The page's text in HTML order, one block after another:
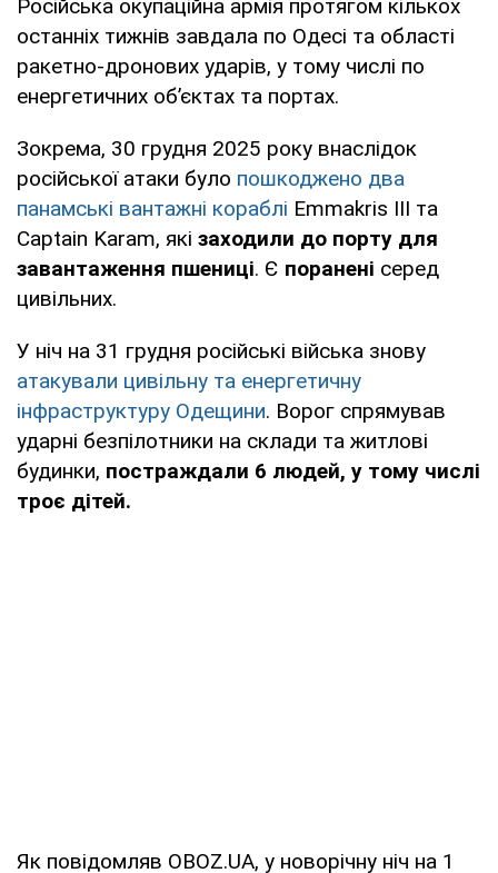
Російська окупаційна армія протягом кількох
останніх тижнів завдала по Одесі та області
ракетно-дронових ударів, у тому числі по
енергетичних об’єктах та портах.
Зокрема, 30 грудня 2025 року внаслідок
російської атаки було пошкоджено два
панамські вантажні кораблі Emmakris III та
Captain Karam, які заходили до порту для
завантаження пшениці. Є поранені серед
цивільних.
У ніч на 31 грудня російські війська знову
атакували цивільну та енергетичну
інфраструктуру Одещини. Ворог спрямував
ударні безпілотники на склади та житлові
будинки, постраждали 6 людей, у тому числі
троє дітей.
Як повідомляв OBOZ.UA, у новорічну ніч на 1